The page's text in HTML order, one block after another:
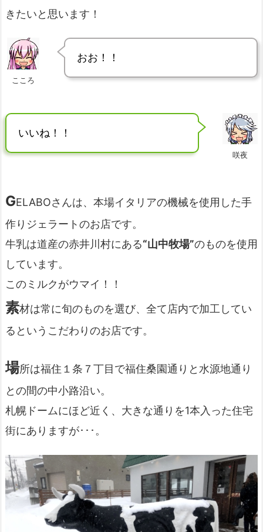
きたいと思います！
こころ
おお！！
咲夜
いいね！！
GELABOさんは、本場イタリアの機械を使用した手
作りジェラートのお店です。
牛乳は道産の赤井川村にある“山中牧場”のものを使用
しています。
このミルクがウマイ！！
素材は常に旬のものを選び、全て店内で加工してい
るというこだわりのお店です。
場所は福住１条７丁目で福住桑園通りと水源地通り
との間の中小路沿い。
札幌ドームにほど近く、大きな通りを1本入った住宅
街にありますが･･･。